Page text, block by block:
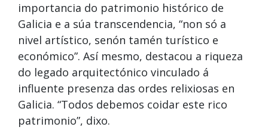
importancia do patrimonio histórico de
Galicia e a súa transcendencia, “non só a
nivel artístico, senón tamén turístico e
económico”. Así mesmo, destacou a riqueza
do legado arquitectónico vinculado á
influente presenza das ordes relixiosas en
Galicia. “Todos debemos coidar este rico
patrimonio”, dixo.